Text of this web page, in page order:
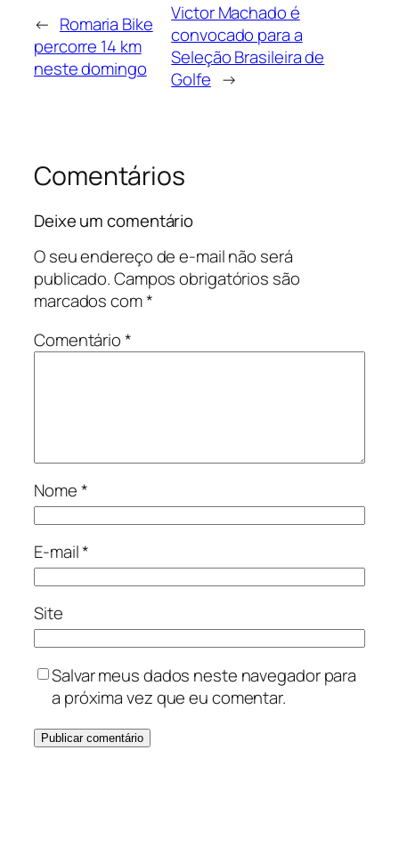
← Romaria Bike
percorre 14 km
neste domingo
Victor Machado é
convocado para a
Seleção Brasileira de
Golfe →
Comentários
Deixe um comentário
O seu endereço de e-mail não será
publicado.Campos obrigatórios são
marcados com*
Comentário*
Nome*
E-mail*
Site
Salvar meus dados neste navegador para
a próxima vez que eu comentar.